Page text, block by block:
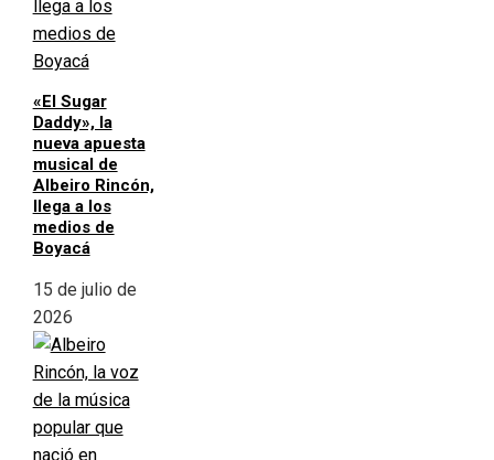
«El Sugar
Daddy», la
nueva apuesta
musical de
Albeiro Rincón,
llega a los
medios de
Boyacá
15 de julio de
2026